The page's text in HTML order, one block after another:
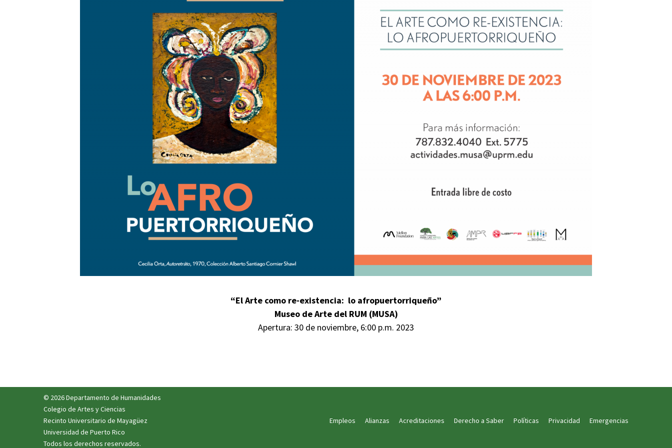
“El Arte como re-existencia: lo afropuertorriqueño”
Museo de Arte del RUM (MUSA)
Apertura: 30 de noviembre, 6:00 p.m. 2023
© 2026 Departamento de Humanidades
Colegio de Artes y Ciencias
Recinto Universitario de Mayagüez
Universidad de Puerto Rico
Todos los derechos reservados.
Empleos Alianzas Acreditaciones Derecho a Saber Políticas Privacidad Emergencias